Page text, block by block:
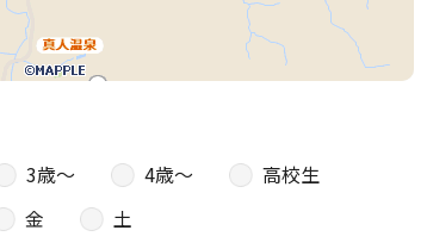
3歳〜 4歳〜
高校生
金
土